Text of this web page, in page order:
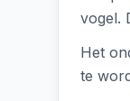
vogel.
Het
te